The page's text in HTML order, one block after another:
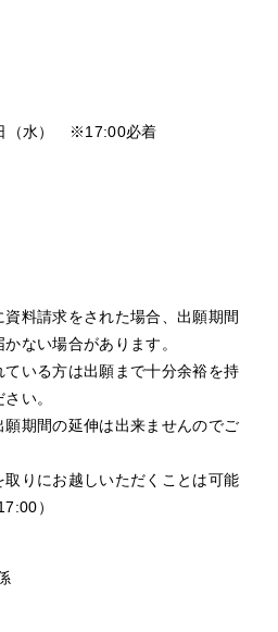
（水） ※17:00必着
料請求をされた場合、出願期間
ない場合があります。
いる方は出願まで十分余裕を持
い。
期間の延伸は出来ませんのでご
りにお越しいただくことは可能
）